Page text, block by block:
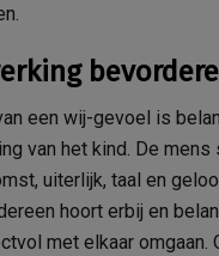
een wij-gevoel is
van het kind. De mens
uiterlijk, taal en
hoort erbij en
met elkaar omgaan.